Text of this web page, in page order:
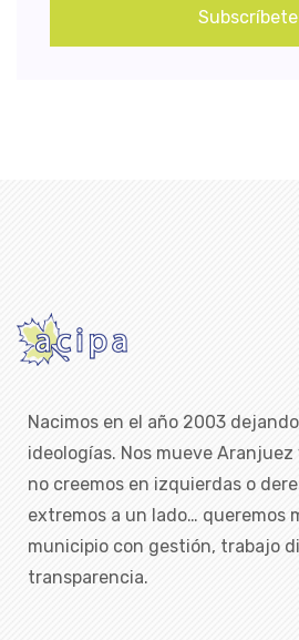
Subscríbete
Nacimos en el año 2003
ideologías. Nos mueve
no creemos en izquierdas o
extremos a un lado… queremos
municipio con gestión, trabajo
transparencia.